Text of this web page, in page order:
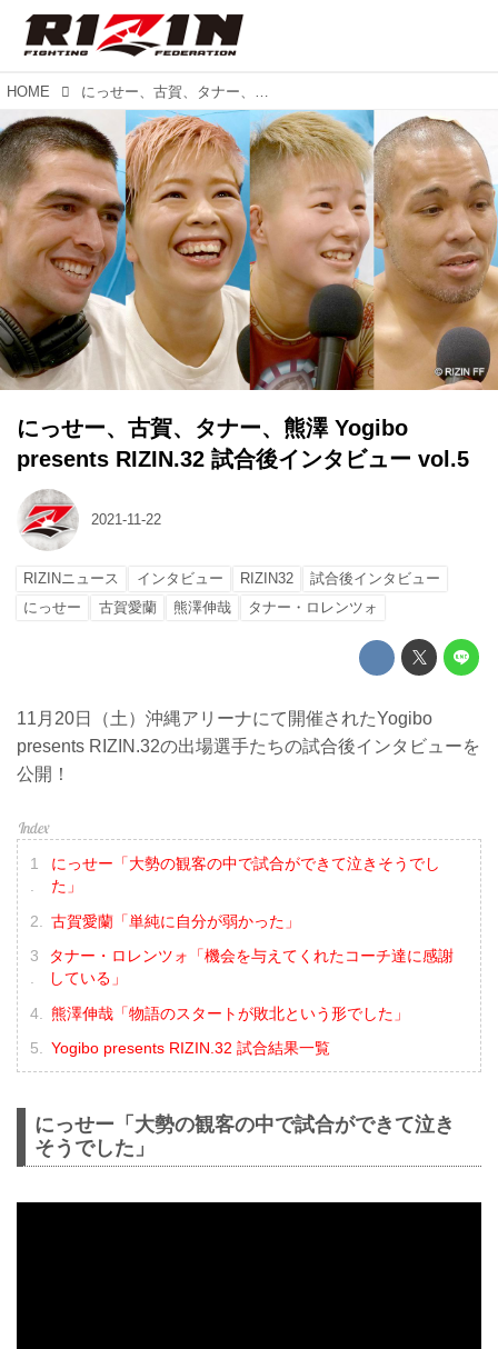
HOME にっせー、古賀、タナー、熊澤 Yogibo presents RIZIN.32 試合後インタビュー vol.5
にっせー、古賀、タナー、熊澤 Yogibo
presents RIZIN.32 試合後インタビュー vol.5
2021-11-22
RIZINニュース インタビュー RIZIN32
試合後インタビュー
にっせー
古賀愛蘭 熊澤伸哉 タナー・ロレンツォ
11月20日（土）沖縄アリーナにて開催されたYogibo
presents RIZIN.32の出場選手たちの試合後インタビューを
公開！
にっせー「大勢の観客の中で試合ができて泣きそうでし
た」
古賀愛蘭「単純に自分が弱かった」
タナー・ロレンツォ「機会を与えてくれたコーチ達に感謝
している」
熊澤伸哉「物語のスタートが敗北という形でした」
Yogibo presents RIZIN.32 試合結果一覧
にっせー「大勢の観客の中で試合ができて泣き
そうでした」